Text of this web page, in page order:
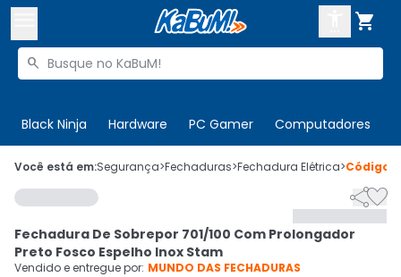

Buscar produtos

Black Ninja Hardware PC Gamer Computadores
 Olá. Acesse sua conta
 Departamentos
Cupons
CADASTRE-SE
Você está em:Segurança>Fechaduras>Fechadura Elétrica>Código

Fechadura De Sobrepor 701/100 Com Prolongador
Preto Fosco Espelho Inox Stam
Vendido e entregue por: MUNDO DAS FECHADURAS